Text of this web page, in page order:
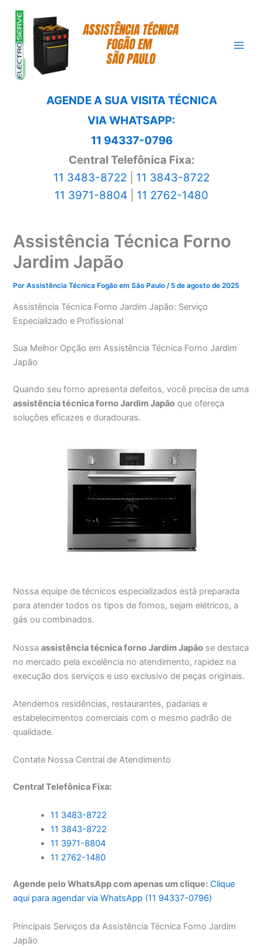
para
conteúdo
AGENDE A SUA VISITA TÉCNICA
VIA WHATSAPP:
11 94337-0796
Central Telefônica Fixa:
11 3483-8722
11 3843-8722
11 3971-8804
11 2762-1480
Assistência Técnica Forno
Jardim Japão
PorAssistência Técnica Fogão em São Paulo/ 5 de agosto de 2025
Assistência Técnica Forno Jardim Japão: Serviço
Especializado e Profissional
Sua Melhor Opção em Assistência Técnica Forno Jardim
Japão
Quando seu forno apresenta defeitos, você precisa de uma
assistência técnica forno Jardim Japão que ofereça
soluções eficazes e duradouras.
Nossa equipe de técnicos especializados está preparada
para atender todos os tipos de fornos, sejam elétricos, a
gás ou combinados.
Nossaassistência técnica forno Jardim Japão se destaca
no mercado pela excelência no atendimento, rapidez na
execução dos serviços e uso exclusivo de peças originais.
Atendemos residências, restaurantes, padarias e
estabelecimentos comerciais com o mesmo padrão de
qualidade.
Contate Nossa Central de Atendimento
Central Telefônica Fixa:
11 3483-8722
11 3843-8722
11 3971-8804
11 2762-1480
Agende pelo WhatsApp com apenas um clique: Clique
aqui para agendar via WhatsApp (11 94337-0796)
Principais Serviços da Assistência Técnica Forno Jardim
Japão